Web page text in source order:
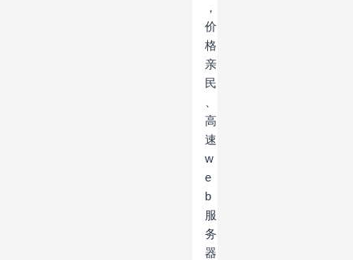
，
价
格
亲
民
高
速
w
e
b
服
务
器